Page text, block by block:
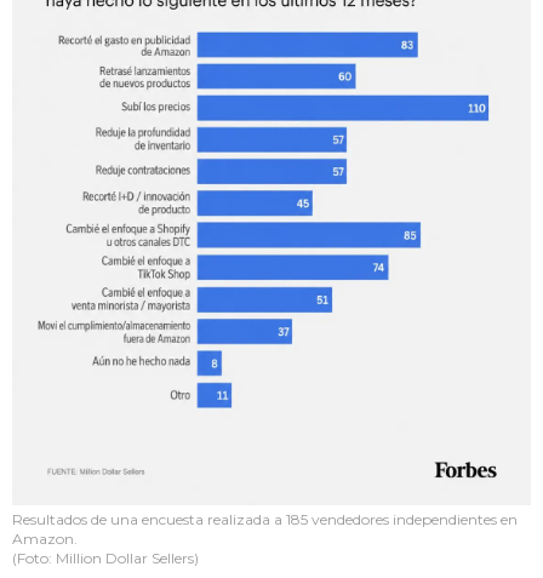
Resultados de una encuesta realizada a 185 vendedores independientes en
Amazon.
(Foto: Million Dollar Sellers)